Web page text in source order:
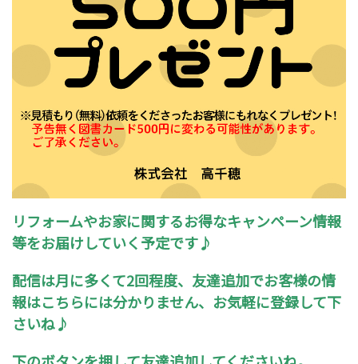
リフォームやお家に関するお得なキャンペーン情報
等をお届けしていく予定です♪
配信は月に多くて2回程度、友達追加でお客様の情
報はこちらには分かりません、お気軽に登録して下
さいね♪